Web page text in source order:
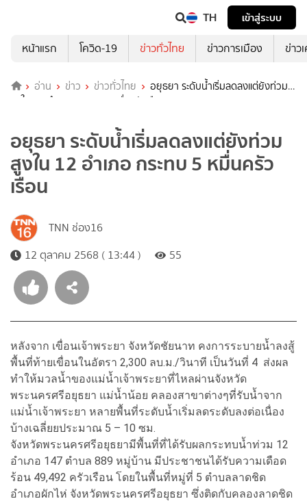
TH
เข้าสู่ระบบ
หน้าแรก
โควิด-19 ข่าวทั่วไทย ข่าวการเมือง ข่าว
อ่าน ข่าว ข่าวทั่วไทย
อยุธยา ระดับน้ำเริ่มลดลงแต่ยังท่วม
สูงใน 12 อำเภอ กระทบ 5 หมื่นครัวเรือน
อยุธยา ระดับน้ำเริ่มลดลงแต่ยังท่วม
สูงใน 12 อำเภอ กระทบ 5 หมื่นครัว
เรือน
TNN ช่อง16
12 ตุลาคม 2568 ( 13:44 )
55
หลังจาก เขื่อนเจ้าพระยา จังหวัดชัยนาท คงการระบายน้ำลงสู้
พื้นที่ท้ายเขื่อนในอัตรา 2,300 ลบ.ม./วินาที เป็นวันที่ 4 ส่งผล
ทำให้มวลน้ำของแม่น้ำเจ้าพระยาที่ไหลผ่านจังหวัด
พระนครศรีอยุธยา แม่น้ำน้อย คลองสาขาต่างๆที่รับน้ำจาก
แม่น้ำเจ้าพระยา หลายพื้นที่ระดับน้ำเริ่มลดระดับลงต่อเนื่อง
บ้างเฉลี่ยยประมาณ 5 – 10 ซม.
จังหวัดพระนครศรีอยุธยามีพื้นที่ที่ได้รับผลกระทบน้ำท่วม 12
อำเภอ 147 ตำบล 889 หมู่บ้าน มีประชาชนได้รับความเดือด
ร้อน 49,492 ครัวเรือน โดยในพื้นที่หมู่ที่ 5 ตำบลลาดชิด
อำเภอผักไห่ จังหวัดพระนครศรีอยุธยา ซึ่งติดกับคลองลาดชิด